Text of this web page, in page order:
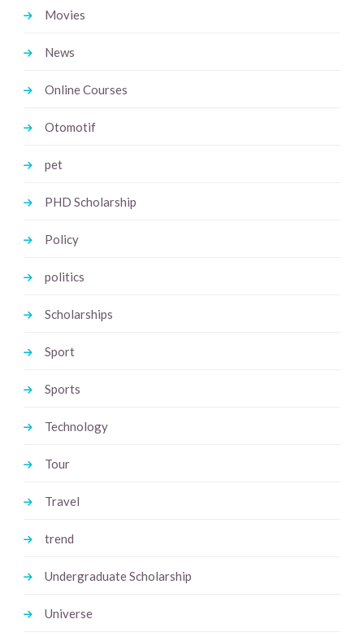
Movies
News
Online Courses
Otomotif
pet
PHD Scholarship
Policy
politics
Scholarships
Sport
Sports
Technology
Tour
Travel
trend
Undergraduate Scholarship
Universe